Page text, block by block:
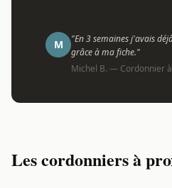
M
"En 3 semaines j'avais
grâce à ma fiche."
Michel B. — Cordonnier
Les cordonniers à